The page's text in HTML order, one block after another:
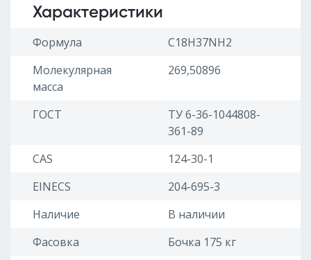
Характеристики
Формула
C18H37NH2
Молекулярная
масса
269,50896
ГОСТ
ТУ 6-36-1044808-
361-89
CAS
124-30-1
EINECS
204-695-3
Наличие
В наличии
Фасовка
Бочка 175 кг